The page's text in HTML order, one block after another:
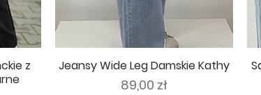
z
Jeansy Wide Leg Damskie Kathy
Cena
89,00 zł